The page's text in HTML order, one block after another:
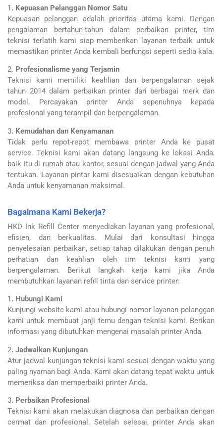
1. Kepuasan Pelanggan Nomor Satu
Kepuasan pelanggan adalah prioritas utama kami. Dengan
pengalaman bertahun-tahun dalam perbaikan printer, tim
teknisi terlatih kami siap memberikan layanan terbaik untuk
memastikan printer Anda kembali berfungsi seperti sedia kala.
2. Profesionalisme yang Terjamin
Teknisi kami memiliki keahlian dan berpengalaman sejak
tahun 2014 dalam perbaikan printer dari berbagai merk dan
model. Percayakan printer Anda sepenuhnya kepada
profesional yang terampil dan berpengalaman.
3. Kemudahan dan Kenyamanan
Tidak perlu repot-repot membawa printer Anda ke pusat
service. Teknisi kami akan datang langsung ke lokasi Anda,
baik itu di rumah atau kantor, sesuai dengan jadwal yang Anda
tentukan. Layanan pintar kami disesuaikan dengan kebutuhan
Anda untuk kenyamanan maksimal.
Bagaimana Kami Bekerja?
HKD Ink Refill Center menyediakan layanan yang profesional,
efisien, dan berkualitas. Mulai dari konsultasi hingga
penyelesaian perbaikan, setiap tahap dilakukan dengan penuh
perhatian dan keahlian oleh tim teknisi kami yang
berpengalaman. Berikut langkah kerja kami jika Anda
membutuhkan layanan refill tinta dan service printer:
1 . Hubungi Kami
Kunjungi website kami atau hubungi nomor layanan pelanggan
kami untuk membuat janji temu dengan teknisi kami. Berikan
informasi yang dibutuhkan mengenai masalah printer Anda.
2. Jadwalkan Kunjungan
Atur jadwal kunjungan teknisi kami sesuai dengan waktu yang
paling nyaman bagi Anda. Kami akan datang tepat waktu untuk
memeriksa dan memperbaiki printer Anda.
3. Perbaikan Profesional
Teknisi kami akan melakukan diagnosa dan perbaikan dengan
cermat dan profesional. Setelah selesai, printer Anda akan